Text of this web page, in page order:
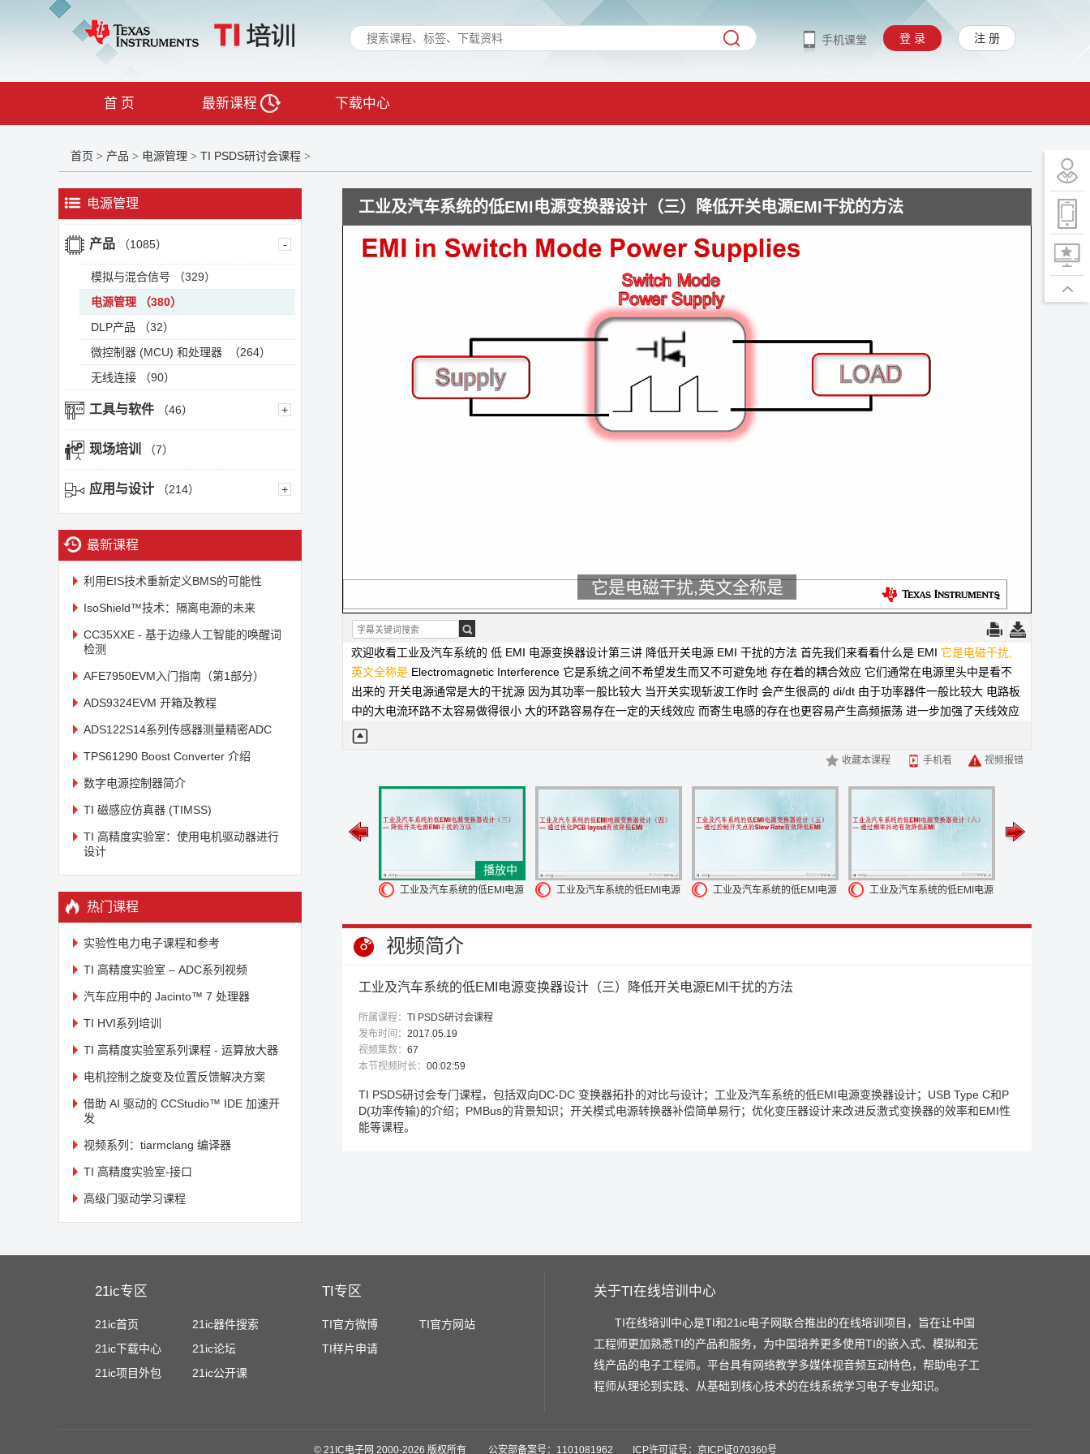
手机课堂 登 录 注 册
首 页 最新课程 下载中心
首页 > 产品 > 电源管理 > TI PSDS研讨会课程 >
电源管理
-
产品 （1085）
模拟与混合信号
（329）
电源管理
（380）
DLP产品
（32）
微控制器 (MCU) 和处理器
（264）
无线连接
（90）
+
工具与软件 （46）
现场培训 （7）
+
应用与设计 （214）
最新课程
利用EIS技术重新定义BMS的可能性
IsoShield™技术：隔离电源的未来
CC35XXE - 基于边缘人工智能的唤醒词
检测
AFE7950EVM入门指南（第1部分）
ADS9324EVM 开箱及教程
ADS122S14系列传感器测量精密ADC
TPS61290 Boost Converter 介绍
数字电源控制器简介
TI 磁感应仿真器 (TIMSS)
TI 高精度实验室：使用电机驱动器进行
设计
热门课程
实验性电力电子课程和参考
TI 高精度实验室 – ADC系列视频
汽车应用中的 Jacinto™ 7 处理器
TI HVI系列培训
TI 高精度实验室系列课程 - 运算放大器
电机控制之旋变及位置反馈解决方案
借助 AI 驱动的 CCStudio™ IDE 加速开
发
视频系列：tiarmclang 编译器
TI 高精度实验室-接口
高级门驱动学习课程
工业及汽车系统的低EMI电源变换器设计（三）降低开关电源EMI干扰的方法
它是电磁干扰,英文全称是
欢迎收看工业及汽车系统的 低 EMI 电源变换器设计第三讲 降低开关电源 EMI 干扰的方法 首先我们来看看什么是 EMI 它是电磁干扰,
英文全称是 Electromagnetic Interference 它是系统之间不希望发生而又不可避免地 存在着的耦合效应 它们通常在电源里头中是看不
出来的 开关电源通常是大的干扰源 因为其功率一般比较大 当开关实现斩波工作时 会产生很高的 di/dt 由于功率器件一般比较大 电路板
中的大电流环路不太容易做得很小 大的环路容易存在一定的天线效应 而寄生电感的存在也更容易产生高频振荡 进一步加强了天线效应
使得 EMI 的问题比较凸显
作为电源工程师我们要想减小 EMI
就得知道 EMI 的源
头在哪里是通过什么路径去影响到其他系统的这里左边有一个 EMI 的一个模型图中显示了 EMI 的源头以及通过哪几条路径去影响到
这里列举了有传导,电场,磁场以及电磁场 所以我们要减少 EMI 我们要找到关键的 EMI 的源头在什么地方然后定位到
关键的路径通过选择合适的 电源 IC 和优化 PCB 设计来减少 EMI 的噪声和传播如果最后还不能满足 EMI 的要求如果最后还不能满
则可以通过增加 EMI 滤波器 或是屏蔽来达到进一步减少 EMI 的目的 这一讲我们就讲到这里, 谢谢
视频报错
手机看
收藏本课程
工业及汽车系统的低EMI电源
变换器设计（一）课程概览
工业及汽车系统的低EMI电源
车运用DCDC的主要特点
工业及汽车系统的低EMI电源
电源EMI干扰的方法
播放中
工业及汽车系统的低EMI电源
CB layout 有效降低EMI
工业及汽车系统的低EMI电源
开关点的Slew Rate有效降低
工业及汽车系统的低EMI电源
抖动有效降低EMI
MI 滤波器有效
视频简介
工业及汽车系统的低EMI电源变换器设计（三）降低开关电源EMI干扰的方法
所属课程： TI PSDS研讨会课程
发布时间： 2017.05.19
视频集数： 67
本节视频时长： 00:02:59
TI PSDS研讨会专门课程，包括双向DC-DC 变换器拓扑的对比与设计；工业及汽车系统的低EMI电源变换器设计；USB Type C和P
D(功率传输)的介绍；PMBus的背景知识；开关模式电源转换器补偿简单易行；优化变压器设计来改进反激式变换器的效率和EMI性
能等课程。
21ic专区
21ic首页
21ic器件搜索
21ic下载中心
21ic论坛
21ic项目外包
21ic公开课
TI专区
TI官方微博
TI官方网站
TI样片申请
关于TI在线培训中心
TI在线培训中心是TI和21ic电子网联合推出的在线培训项目，旨在让中国
工程师更加熟悉TI的产品和服务，为中国培养更多使用TI的嵌入式、模拟和无
线产品的电子工程师。平台具有网络教学多媒体视音频互动特色，帮助电子工
程师从理论到实践、从基础到核心技术的在线系统学习电子专业知识。
©21IC电子网 2000-2026 版权所有 公安部备案号：1101081962 ICP许可证号：京ICP证070360号